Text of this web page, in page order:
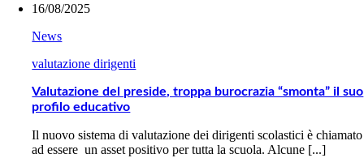
16/08/2025
News
valutazione dirigenti
Valutazione del preside, troppa burocrazia “smonta” il suo
profilo educativo
Il nuovo sistema di valutazione dei dirigenti scolastici è chiamato
ad essere un asset positivo per tutta la scuola. Alcune [...]